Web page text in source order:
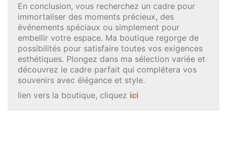
En conclusion, vous recherchez un cadre pour
immortaliser des moments précieux, des
événements spéciaux ou simplement pour
embellir votre espace. Ma boutique regorge de
possibilités pour satisfaire toutes vos exigences
esthétiques. Plongez dans ma sélection variée et
découvrez le cadre parfait qui complétera vos
souvenirs avec élégance et style.
lien vers la boutique, cliquez ici